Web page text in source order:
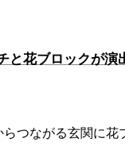
と花ブロックが演
つながる玄関に花